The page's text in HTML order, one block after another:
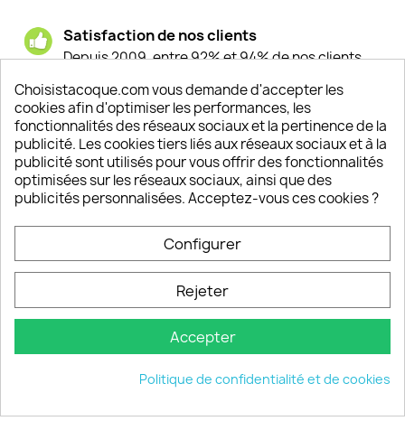
Satisfaction de nos clients
Depuis 2009, entre 92% et 94% de nos clients
Un SAV à votre écoute
Notre SAV est disponible 6/7J de 10h à 18H
INFORMATIONS 
VOTRE COMPTE 
INFORMATIONS keyboard_arrow_down
© 2026 - choisistacoque.com
Choisistacoque.com vous demande d'accepter les
cookies afin d'optimiser les performances, les
fonctionnalités des réseaux sociaux et la pertinence de la
publicité. Les cookies tiers liés aux réseaux sociaux et à la
publicité sont utilisés pour vous offrir des fonctionnalités
optimisées sur les réseaux sociaux, ainsi que des
publicités personnalisées. Acceptez-vous ces cookies ?
Configurer
Rejeter
Accepter
Politique de confidentialité et de cookies